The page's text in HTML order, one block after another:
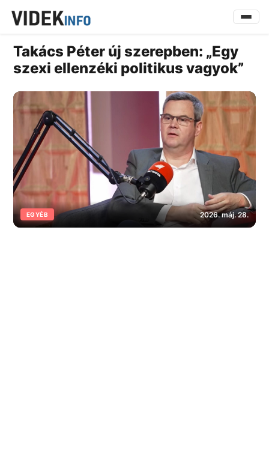
Takács Péter új szerepben: „Egy
szexi ellenzéki politikus vagyok”
EGYÉB 2026. máj. 28.